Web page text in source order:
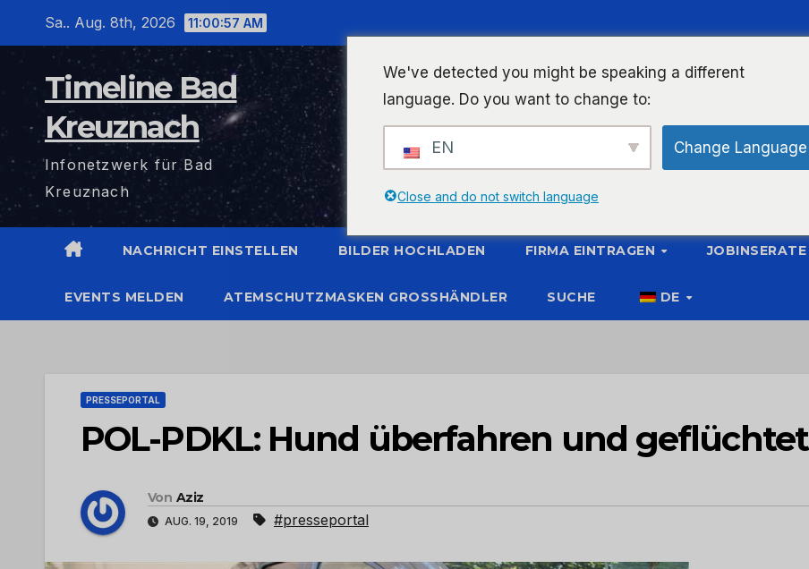
Sa.. Aug. 8th, 2026 11:00:58 AM
Timeline Bad
Kreuznach
Infonetzwerk für Bad
Kreuznach
NACHRICHT EINSTELLEN BILDER HOCHLADEN FIRMA EINTRAGEN JOBINSERATE
EVENTS MELDEN ATEMSCHUTZMASKEN GROSSHÄNDLER SUCHE DE
PRESSEPORTAL
POL-PDKL: Hund überfahren und geflüchtet
Von Aziz
AUG. 19, 2019 #presseportal
We've detected you might be speaking a different
language. Do you want to change to:
EN Change Language
Close and do not switch language